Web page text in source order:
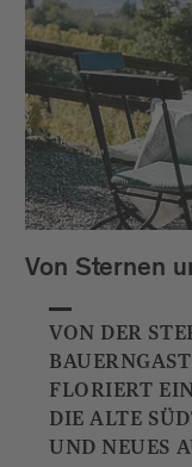
Von Sternen
VON DER
FLORIERT
DIE ALTE
UND NEUES